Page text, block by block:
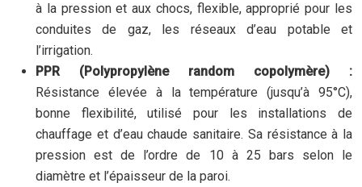
à la pression et aux chocs, flexible, approprié pour les
conduites de gaz, les réseaux d’eau potable et
l’irrigation.
PPR (Polypropylène random copolymère) :
Résistance élevée à la température (jusqu’à 95°C),
bonne flexibilité, utilisé pour les installations de
chauffage et d’eau chaude sanitaire. Sa résistance à la
pression est de l’ordre de 10 à 25 bars selon le
diamètre et l’épaisseur de la paroi.